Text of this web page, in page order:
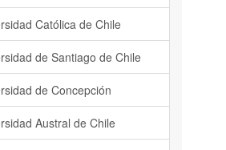
Católica de Chile
de Santiago de Chile
de Concepción
Austral de Chile